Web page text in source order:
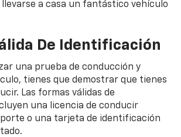
llevarse a casa un fantástico vehículo
De Identificación
una prueba de conducción y
tienes que demostrar que tienes
Las formas válidas de
una licencia de conducir
o una tarjeta de identificación